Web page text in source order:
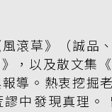
滾草》（誠品
，以及散文集
導。熱衷挖掘
謬中發現真理